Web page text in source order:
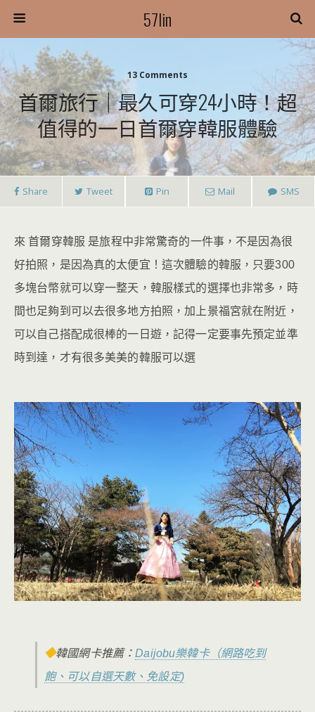
57lin
13 Comments
首爾旅行｜最久可穿24小時！超
值得的一日首爾穿韓服體驗
Share Tweet Pin Mail SMS
來 首爾穿韓服 是旅程中非常驚奇的一件事，不是因為很
好拍照，是因為真的太便宜！這次體驗的韓服，只要300
多塊台幣就可以穿一整天，韓服樣式的選擇也非常多，時
間也足夠到可以去很多地方拍照，加上景福宮就在附近，
可以自己搭配成很棒的一日遊，記得一定要事先預定並準
時到達，才有很多美美的韓服可以選
◆韓國網卡推薦：Daijobu樂韓卡（網路吃到
飽、可以自選天數、免設定)